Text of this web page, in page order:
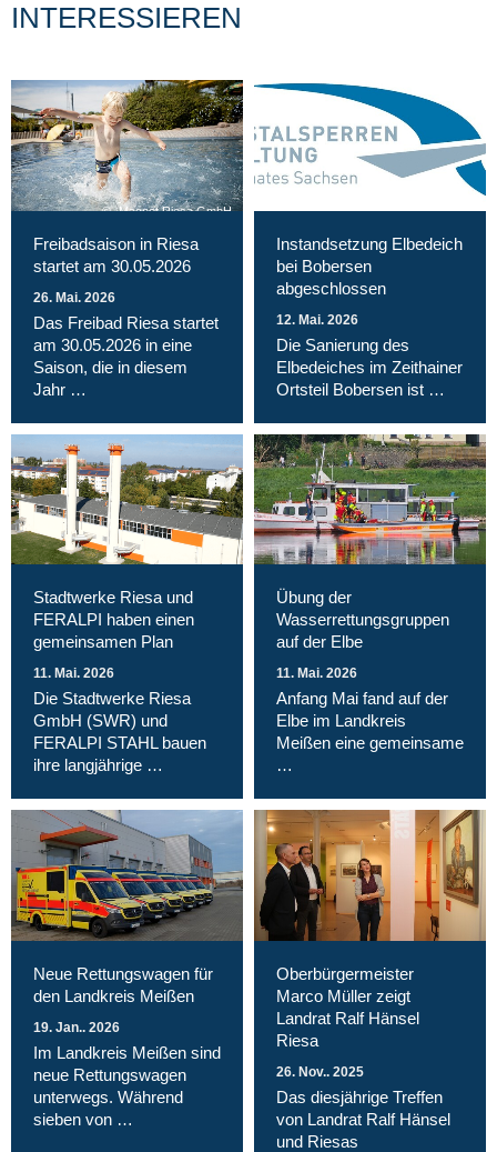
INTERESSIEREN
Magnet Riesa GmbH
Freibadsaison in Riesa
startet am 30.05.2026
26. Mai. 2026
Das Freibad Riesa startet
am 30.05.2026 in eine
Saison, die in diesem
Jahr …
Instandsetzung Elbedeich
bei Bobersen
abgeschlossen
12. Mai. 2026
Die Sanierung des
Elbedeiches im Zeithainer
Ortsteil Bobersen ist …
Stadtwerke Riesa und
FERALPI haben einen
gemeinsamen Plan
11. Mai. 2026
Die Stadtwerke Riesa
GmbH (SWR) und
FERALPI STAHL bauen
ihre langjährige …
Übung der
Wasserrettungsgruppen
auf der Elbe
11. Mai. 2026
Anfang Mai fand auf der
Elbe im Landkreis
Meißen eine gemeinsame
…
Neue Rettungswagen für
den Landkreis Meißen
19. Jan.. 2026
Im Landkreis Meißen sind
neue Rettungswagen
unterwegs. Während
sieben von …
Oberbürgermeister
Marco Müller zeigt
Landrat Ralf Hänsel
Riesa
26. Nov.. 2025
Das diesjährige Treffen
von Landrat Ralf Hänsel
und Riesas